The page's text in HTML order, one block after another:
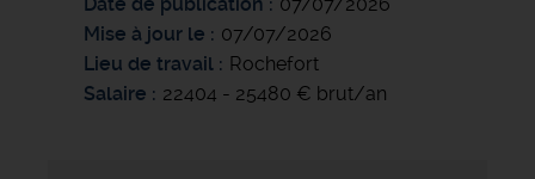
Mise à jour le
07/07/2026
Lieu de travail
Rochefort
Salaire
22404 - 25480 € brut/an